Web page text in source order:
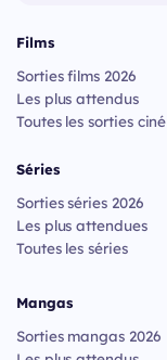
Films
Sorties films 2026
Les plus attendus
Toutes les sorties ciné
Séries
Sorties séries 2026
Les plus attendues
Toutes les séries
Mangas
Sorties mangas 2026